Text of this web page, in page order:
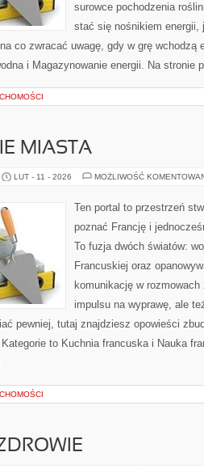
surowce pochodzenia
stać się nośnikiem energii,
co zwracać uwagę, gdy w grę wchodzą
i Magazynowanie energii. Na stronie
MIASTA
LUT - 11 - 2026 MOŻLIWOŚĆ
Ten portal to przestrzeń
poznać Francję i
To fuzja dwóch światów:
Francuskiej oraz
komunikację w
impulsu na wyprawę, ale
pewniej, tutaj znajdziesz opowieści
to Kuchnia francuska i Nauka